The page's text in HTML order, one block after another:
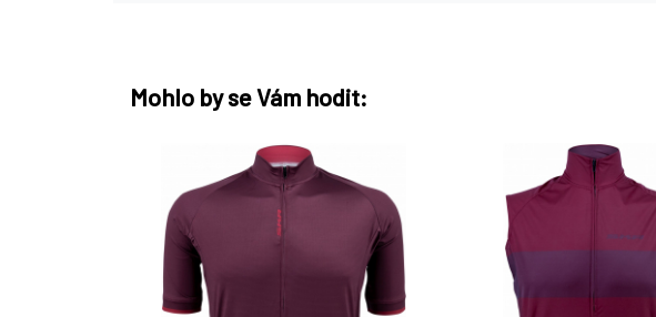
Mohlo by se Vám hodit: